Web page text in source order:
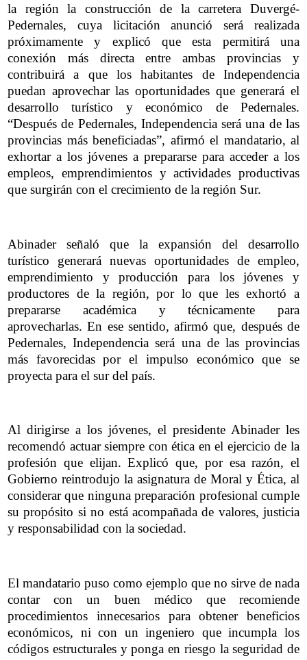
la región la construcción de la carretera Duvergé-
Pedernales, cuya licitación anunció será realizada
próximamente y explicó que esta permitirá una
conexión más directa entre ambas provincias y
contribuirá a que los habitantes de Independencia
puedan aprovechar las oportunidades que generará el
desarrollo turístico y económico de Pedernales.
“Después de Pedernales, Independencia será una de las
provincias más beneficiadas”, afirmó el mandatario, al
exhortar a los jóvenes a prepararse para acceder a los
empleos, emprendimientos y actividades productivas
que surgirán con el crecimiento de la región Sur.
Abinader señaló que la expansión del desarrollo
turístico generará nuevas oportunidades de empleo,
emprendimiento y producción para los jóvenes y
productores de la región, por lo que les exhortó a
prepararse académica y técnicamente para
aprovecharlas. En ese sentido, afirmó que, después de
Pedernales, Independencia será una de las provincias
más favorecidas por el impulso económico que se
proyecta para el sur del país.
Al dirigirse a los jóvenes, el presidente Abinader les
recomendó actuar siempre con ética en el ejercicio de la
profesión que elijan. Explicó que, por esa razón, el
Gobierno reintrodujo la asignatura de Moral y Ética, al
considerar que ninguna preparación profesional cumple
su propósito si no está acompañada de valores, justicia
y responsabilidad con la sociedad.
El mandatario puso como ejemplo que no sirve de nada
contar con un buen médico que recomiende
procedimientos innecesarios para obtener beneficios
económicos, ni con un ingeniero que incumpla los
códigos estructurales y ponga en riesgo la seguridad de